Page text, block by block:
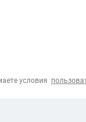
условия